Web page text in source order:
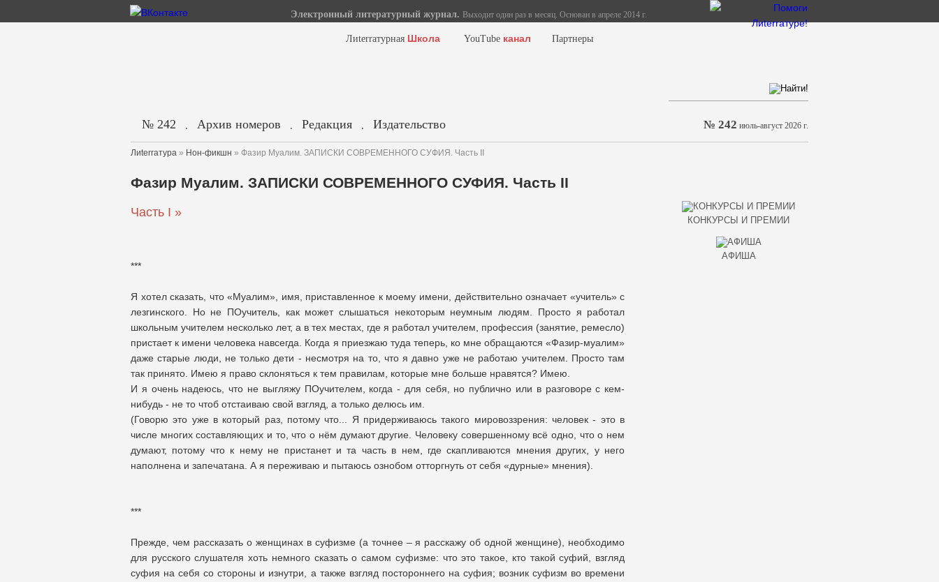
Электронный литературный журнал. Выходит один раз в месяц. Основан в апреле 2014 г.
Лиterraтурная Школа YouTube канал Партнеры
№ 242 . Архив номеров . Редакция . Издательство № 242 июль-август 2026 г.
Лиterraтура » Нон-фикшн » Фазир Муалим. ЗАПИСКИ СОВРЕМЕННОГО СУФИЯ. Часть II
Фазир Муалим. ЗАПИСКИ СОВРЕМЕННОГО СУФИЯ. Часть II
Часть I »
***
Я хотел сказать, что «Муалим», имя, приставленное к моему имени, действительно означает «учитель» с
лезгинского. Но не ПОучитель, как может слышаться некоторым неумным людям. Просто я работал
школьным учителем несколько лет, а в тех местах, где я работал учителем, профессия (занятие, ремесло)
пристает к имени человека навсегда. Когда я приезжаю туда теперь, ко мне обращаются «Фазир-муалим»
даже старые люди, не только дети - несмотря на то, что я давно уже не работаю учителем. Просто там
так принято. Имею я право склоняться к тем правилам, которые мне больше нравятся? Имею.
И я очень надеюсь, что не выгляжу ПОучителем, когда - для себя, но публично или в разговоре с кем-
нибудь - не то чтоб отстаиваю свой взгляд, а только делюсь им.
(Говорю это уже в который раз, потому что... Я придерживаюсь такого мировоззрения: человек - это в
числе многих составляющих и то, что о нём думают другие. Человеку совершенному всё одно, что о нем
думают, потому что к нему не пристанет и та часть в нем, где скапливаются мнения других, у него
наполнена и запечатана. А я переживаю и пытаюсь ознобом отторгнуть от себя «дурные» мнения).
***
Прежде, чем рассказать о женщинах в суфизме (а точнее – я расскажу об одной женщине), необходимо
для русского слушателя хоть немного сказать о самом суфизме: что это такое, кто такой суфий, взгляд
суфия на себя со стороны и изнутри, а также взгляд постороннего на суфия; возник суфизм во времени
КОНКУРСЫ И ПРЕМИИ
АФИША